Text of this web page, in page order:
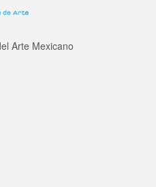
Arte Mexicano